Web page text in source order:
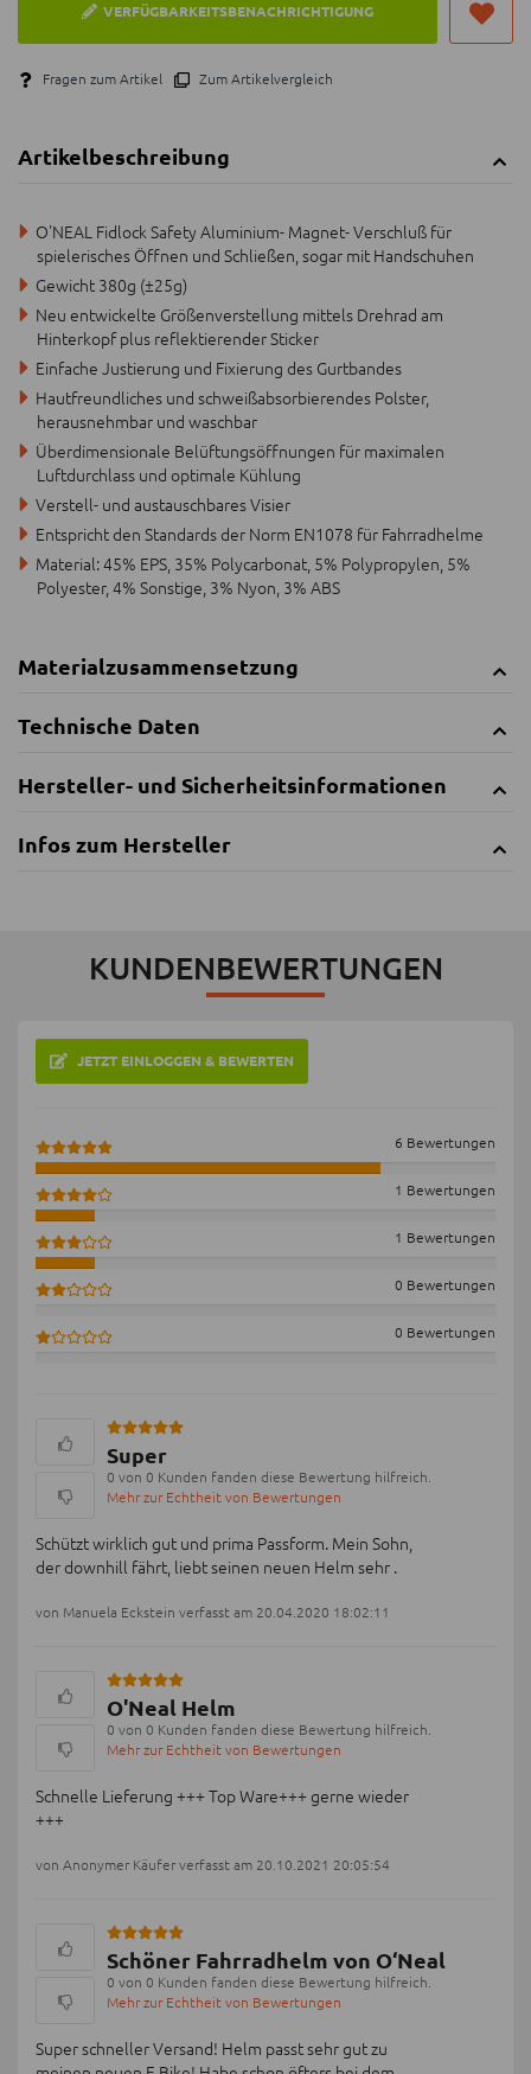
VERFÜGBARKEITSBENACHRICHTIGUNG
Fragen zum Artikel Zum Artikelvergleich
Artikelbeschreibung
O'NEAL Fidlock Safety Aluminium- Magnet- Verschluß für
spielerisches Öffnen und Schließen, sogar mit Handschuhen
Gewicht 380g (±25g)
Neu entwickelte Größenverstellung mittels Drehrad am
Hinterkopf plus reflektierender Sticker
Einfache Justierung und Fixierung des Gurtbandes
Hautfreundliches und schweißabsorbierendes Polster,
herausnehmbar und waschbar
Überdimensionale Belüftungsöffnungen für maximalen
Luftdurchlass und optimale Kühlung
Verstell- und austauschbares Visier
Entspricht den Standards der Norm EN1078 für Fahrradhelme
Material: 45% EPS, 35% Polycarbonat, 5% Polypropylen, 5%
Polyester, 4% Sonstige, 3% Nyon, 3% ABS
Materialzusammensetzung
Technische Daten
Hersteller- und Sicherheitsinformationen
Infos zum Hersteller
KUNDENBEWERTUNGEN
JETZT EINLOGGEN & BEWERTEN
6 Bewertungen
1 Bewertungen
1 Bewertungen
0 Bewertungen
0 Bewertungen
Super
0 von 0 Kunden fanden diese Bewertung hilfreich.
Mehr zur Echtheit von Bewertungen
Schützt wirklich gut und prima Passform. Mein Sohn,
der downhill fährt, liebt seinen neuen Helm sehr .
von Manuela Eckstein verfasst am 20.04.2020 18:02:11
O'Neal Helm
0 von 0 Kunden fanden diese Bewertung hilfreich.
Mehr zur Echtheit von Bewertungen
Schnelle Lieferung +++ Top Ware+++ gerne wieder
+++
von Anonymer Käufer verfasst am 20.10.2021 20:05:54
Schöner Fahrradhelm von O‘Neal
0 von 0 Kunden fanden diese Bewertung hilfreich.
Mehr zur Echtheit von Bewertungen
Super schneller Versand! Helm passt sehr gut zu